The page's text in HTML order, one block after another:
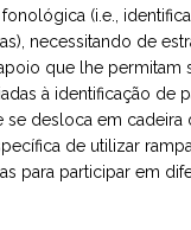
(i.e.,
necessitando de
que lhe permitam
à identificação de
se desloca em cadeira
de utilizar
para participar em